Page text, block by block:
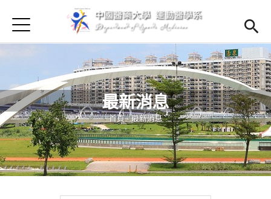
首頁
首頁
Open
最新消息
Open submenu (學系簡介)
學系簡介
Open submenu (師資陣容)
師資陣容
Open submenu (課程資訊)
課程資訊
Jump to Navigation
Jump to Main content
最新消息
您在這裡
首頁-最新消息